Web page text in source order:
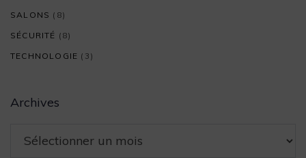
SALONS (8)
SÉCURITÉ (8)
TECHNOLOGIE (3)
Archives